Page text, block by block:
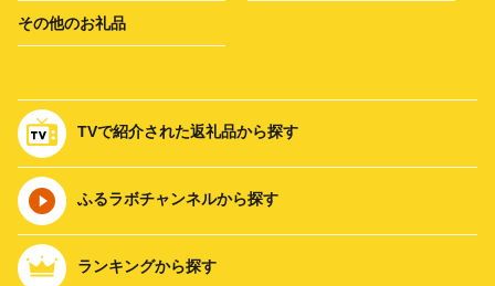
その他のお礼品
TVで紹介された返礼品から探す
ふるラボチャンネルから探す
ランキングから探す